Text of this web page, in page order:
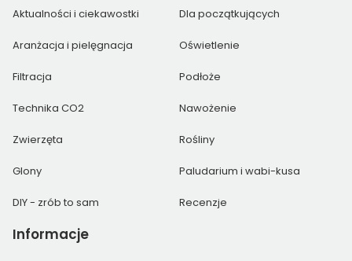
Aktualności i ciekawostki Dla początkujących
Aranżacja i pielęgnacja Oświetlenie
Filtracja Podłoże
Technika CO2 Nawożenie
Zwierzęta Rośliny
Glony Paludarium i wabi-kusa
DIY - zrób to sam Recenzje
Informacje